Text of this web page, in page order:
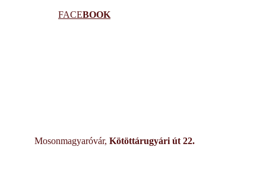
FACEBOOK
Mosonmagyaróvár, Kötöttárugyári út 22.